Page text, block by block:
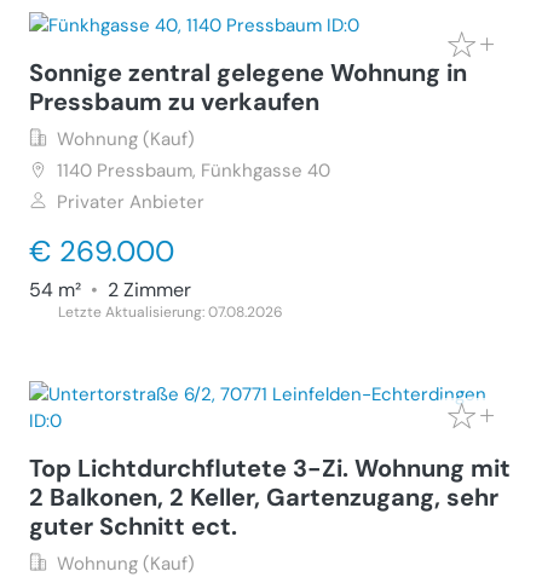
Sonnige zentral gelegene Wohnung in
Pressbaum zu verkaufen
Wohnung (Kauf)
1140 Pressbaum, Fünkhgasse 40
Privater Anbieter
€ 269.000
54 m² • 2 Zimmer
Letzte Aktualisierung: 07.08.2026
Top Lichtdurchflutete 3-Zi. Wohnung mit
2 Balkonen, 2 Keller, Gartenzugang, sehr
guter Schnitt ect.
Wohnung (Kauf)